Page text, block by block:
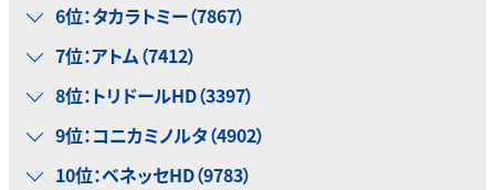
6位：タカラトミー（7867）
7位：アトム（7412）
8位：トリドールHD（3397）
9位：コニカミノルタ（4902）
10位：ベネッセHD（9783）